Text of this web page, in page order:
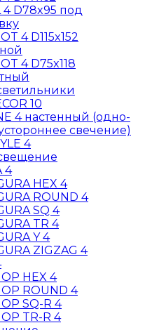
4 D78x95 под
4 D115x152
4 D75x118
10
4 настенный (одно-
свечение)
4
4
HEX 4
ROUND 4
SQ 4
TR 4
Y 4
ZIGZAG 4
HEX 4
ROUND 4
SQ-R 4
TR-R 4